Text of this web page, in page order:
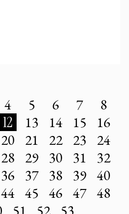
4 5 6 7
8
12 13 14 15
16
20 21 22 23
24
28 29 30 31
32
36 37 38 39 40
44 45 46 47 48